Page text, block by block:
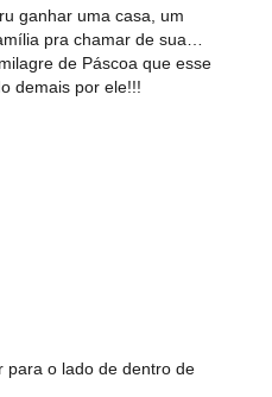
ganhar uma casa, um
pra chamar de sua…
de Páscoa que esse
demais por ele!!!
para o lado de dentro de